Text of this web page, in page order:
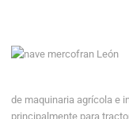
de maquinaria agrícola e
principalmente para